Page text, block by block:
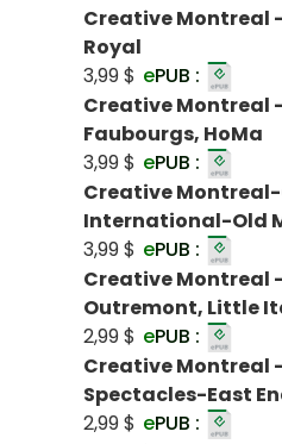
Creative Montreal
Royal
3,99 $ ePUB :
Creative Montreal
Faubourgs, HoMa
3,99 $ ePUB :
Creative
International-Old
3,99 $ ePUB :
Creative Montreal
Outremont, Little
2,99 $ ePUB :
Creative Montreal
Spectacles-East
2,99 $ ePUB :